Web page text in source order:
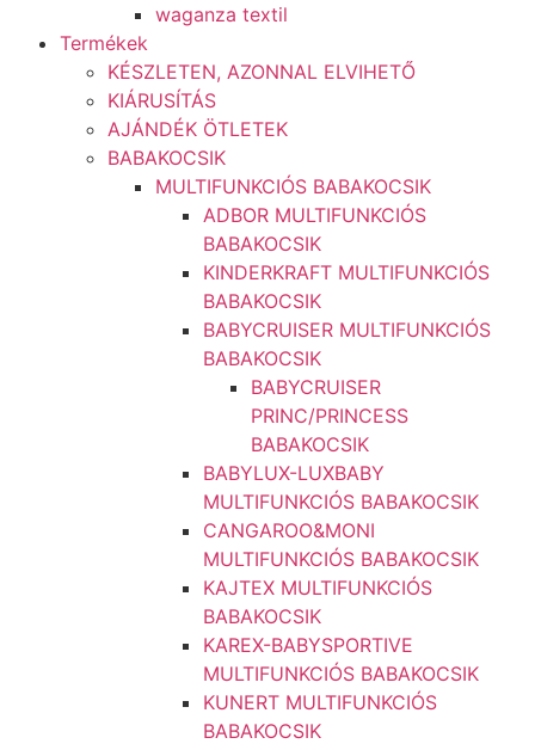
waganza textil
Termékek
KÉSZLETEN, AZONNAL ELVIHETŐ
KIÁRUSÍTÁS
AJÁNDÉK ÖTLETEK
BABAKOCSIK
MULTIFUNKCIÓS BABAKOCSIK
ADBOR MULTIFUNKCIÓS
BABAKOCSIK
KINDERKRAFT MULTIFUNKCIÓS
BABAKOCSIK
BABYCRUISER MULTIFUNKCIÓS
BABAKOCSIK
BABYCRUISER
PRINC/PRINCESS
BABAKOCSIK
BABYLUX-LUXBABY
MULTIFUNKCIÓS BABAKOCSIK
CANGAROO&MONI
MULTIFUNKCIÓS BABAKOCSIK
KAJTEX MULTIFUNKCIÓS
BABAKOCSIK
KAREX-BABYSPORTIVE
MULTIFUNKCIÓS BABAKOCSIK
KUNERT MULTIFUNKCIÓS
BABAKOCSIK